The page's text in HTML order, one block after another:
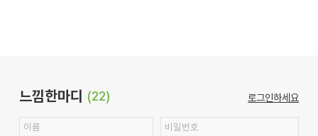
느낌한마디 (22) 로그인하세요